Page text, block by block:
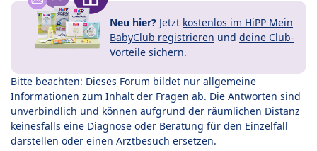
Neu hier? Jetzt kostenlos im HiPP Mein
BabyClub registrieren und deine Club-
Vorteile sichern.
Bitte beachten: Dieses Forum bildet nur allgemeine
Informationen zum Inhalt der Fragen ab. Die Antworten sind
unverbindlich und können aufgrund der räumlichen Distanz
keinesfalls eine Diagnose oder Beratung für den Einzelfall
darstellen oder einen Arztbesuch ersetzen.